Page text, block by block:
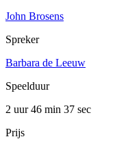
John Brosens
Spreker
Barbara de Leeuw
Speelduur
2 uur 46 min 37 sec
Prijs